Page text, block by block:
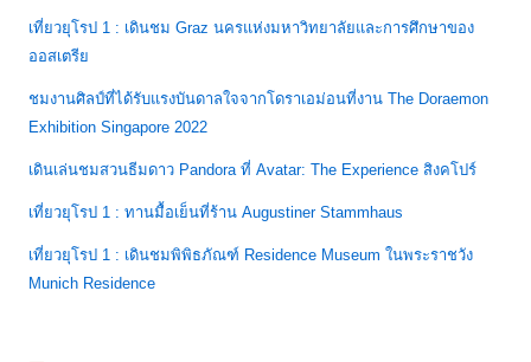
เที่ยวยุโรป 1 : เดินชม Graz นครแห่งมหาวิทยาลัยและการศึกษาของ
ออสเตรีย
ชมงานศิลป์ที่ได้รับแรงบันดาลใจจากโดราเอม่อนที่งาน The Doraemon
Exhibition Singapore 2022
เดินเล่นชมสวนธีมดาว Pandora ที่ Avatar: The Experience สิงคโปร์
เที่ยวยุโรป 1 : ทานมื้อเย็นที่ร้าน Augustiner Stammhaus
เที่ยวยุโรป 1 : เดินชมพิพิธภัณฑ์ Residence Museum ในพระราชวัง
Munich Residence